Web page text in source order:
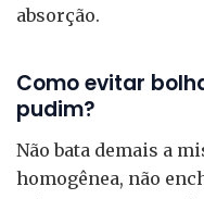
absorção.
Como evitar
pudim?
Não bata demais a
homogênea, não